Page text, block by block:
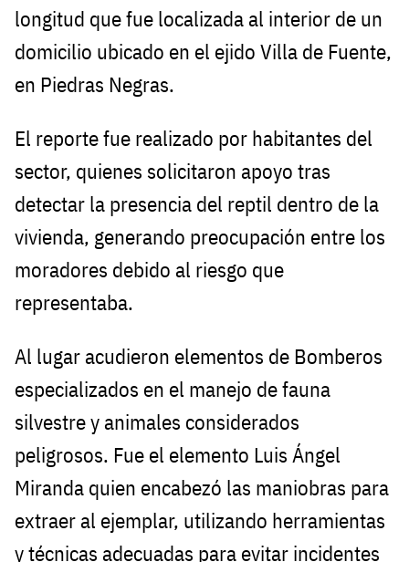
longitud que fue localizada al interior de un
domicilio ubicado en el ejido Villa de Fuente,
en Piedras Negras.
El reporte fue realizado por habitantes del
sector, quienes solicitaron apoyo tras
detectar la presencia del reptil dentro de la
vivienda, generando preocupación entre los
moradores debido al riesgo que
representaba.
Al lugar acudieron elementos de Bomberos
especializados en el manejo de fauna
silvestre y animales considerados
peligrosos. Fue el elemento Luis Ángel
Miranda quien encabezó las maniobras para
extraer al ejemplar, utilizando herramientas
y técnicas adecuadas para evitar incidentes